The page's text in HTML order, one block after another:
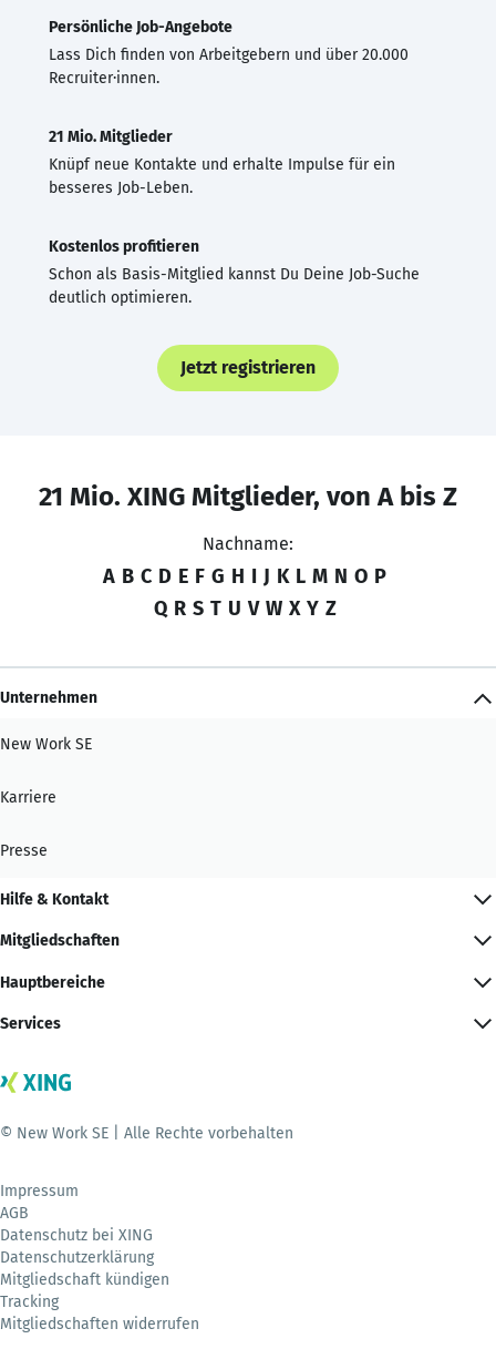
Persönliche Job-Angebote
Lass Dich finden von Arbeitgebern und über 20.000
Recruiter·innen.
21 Mio. Mitglieder
Knüpf neue Kontakte und erhalte Impulse für ein
besseres Job-Leben.
Kostenlos profitieren
Schon als Basis-Mitglied kannst Du Deine Job-Suche
deutlich optimieren.
Jetzt registrieren
21 Mio. XING Mitglieder, von A bis Z
Nachname:
A B C D E F G H I J K L M N O P
Q R S T U V W X Y Z
Unternehmen
New Work SE
Karriere
Presse
Hilfe & Kontakt
Mitgliedschaften
Hauptbereiche
Services
© New Work SE | Alle Rechte vorbehalten
Impressum
AGB
Datenschutz bei XING
Datenschutzerklärung
Mitgliedschaft kündigen
Tracking
Mitgliedschaften widerrufen